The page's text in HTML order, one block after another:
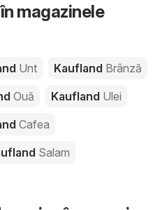
magazinele
Unt Kaufland Brânză
Ouă Kaufland Ulei
Cafea
Salam